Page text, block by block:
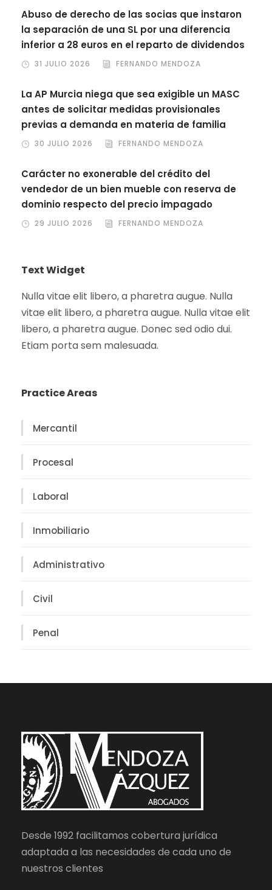
Abuso de derecho de las socias que instaron
la separación de una SL por una diferencia
inferior a 28 euros en el reparto de dividendos
31 JULIO 2026 FERNANDO MENDOZA
La AP Murcia niega que sea exigible un MASC
antes de solicitar medidas provisionales
previas a demanda en materia de familia
30 JULIO 2026 FERNANDO MENDOZA
Carácter no exonerable del crédito del
vendedor de un bien mueble con reserva de
dominio respecto del precio impagado
29 JULIO 2026 FERNANDO MENDOZA
Text Widget
Nulla vitae elit libero, a pharetra augue. Nulla
vitae elit libero, a pharetra augue. Nulla vitae elit
libero, a pharetra augue. Donec sed odio dui.
Etiam porta sem malesuada.
Practice Areas
Mercantil
Procesal
Laboral
Inmobiliario
Administrativo
Civil
Penal
Desde 1992 facilitamos cobertura jurídica
adaptada a las necesidades de cada uno de
nuestros clientes